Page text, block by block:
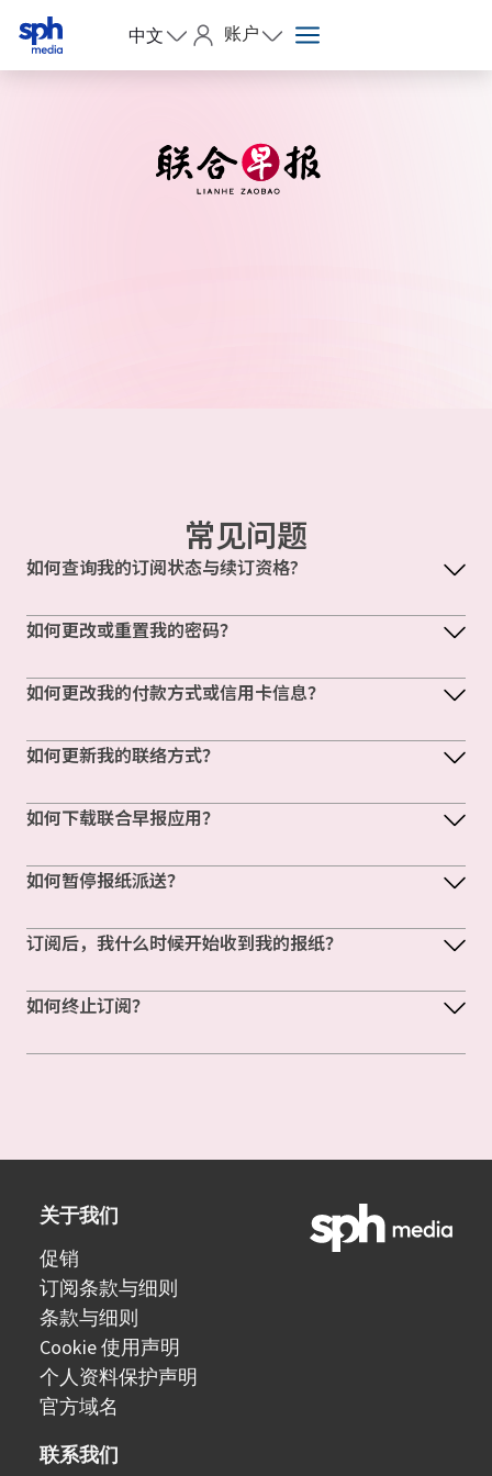
中文 账户
常见问题
如何查询我的订阅状态与续订资格?
如何更改或重置我的密码？
如何更改我的付款方式或信用卡信息？
如何更新我的联络方式？
如何下载联合早报应用？
如何暂停报纸派送？
订阅后，我什么时候开始收到我的报纸？
如何终止订阅？
关于我们
促销
订阅条款与细则
条款与细则
Cookie 使用声明
个人资料保护声明
官方域名
联系我们